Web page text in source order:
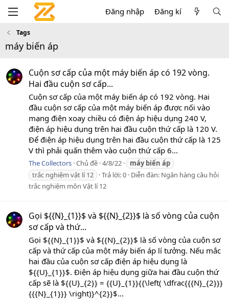
Đăng nhập Đăng kí
Tags
máy biến áp
Cuộn sơ cấp của một máy biến áp có 192 vòng.
Hai đầu cuộn sơ cấp...
Cuộn sơ cấp của một máy biến áp có 192 vòng. Hai
đầu cuộn sơ cấp của một máy biến áp được nối vào
mạng điện xoay chiều có điện áp hiệu dụng 240 V,
điện áp hiệu dụng trên hai đầu cuộn thứ cấp là 120 V.
Để điện áp hiệu dụng trên hai đầu cuộn thứ cấp là 125
V thì phải quấn thêm vào cuộn thứ cấp 6...
The Collectors Chủ đề 4/8/22 máy biến áp
trắc nghiệm vật lí 12
Trả lời: 0 Diễn đàn: Ngân hàng câu hỏi
trắc nghiệm môn Vật lí 12
Gọi ${{N}_{1}}$ và ${{N}_{2}}$ là số vòng của cuộn
sơ cấp và thứ...
Gọi ${{N}_{1}}$ và ${{N}_{2}}$ là số vòng của cuộn sơ
cấp và thứ cấp của một máy biến áp lí tưởng. Nếu mắc
hai đầu của cuộn sơ cấp điện áp hiệu dụng là
${{U}_{1}}$. Điện áp hiệu dụng giữa hai đầu cuộn thứ
cấp sẽ là ${{U}_{2}} = {{U}_{1}}{{\left( \dfrac{{{N}_{2}}}
{{{N}_{1}}} \right)}^{2}}$...